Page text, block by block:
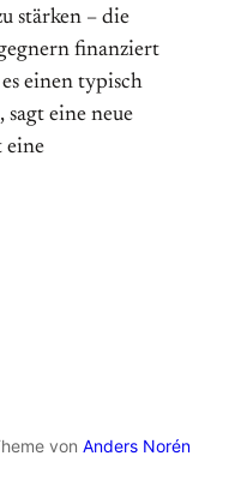
stärken – die
finanziert
einen typisch
eine neue
eine
von Anders Norén